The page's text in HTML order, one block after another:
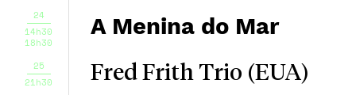
24
14h30
18h30
A Menina do Mar
25
21h30
Fred Frith Trio (EUA)